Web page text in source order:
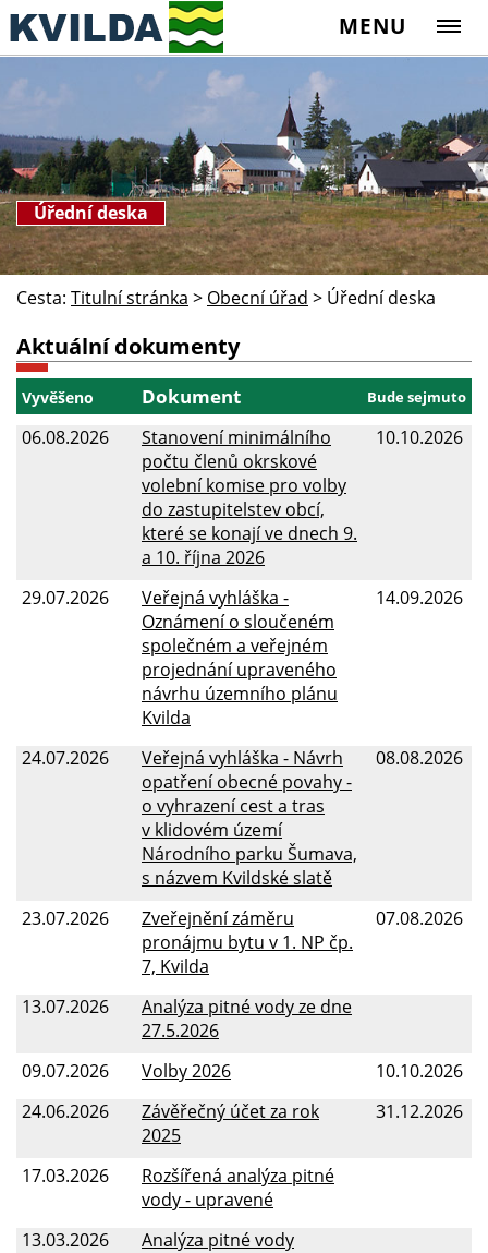
MENU
Úřední deska
Cesta: Titulní stránka > Obecní úřad > Úřední deska
Aktuální dokumenty
Vyvěšeno Bude sejmuto
Dokument
06.08.2026 10.10.2026
Stanovení minimálního
počtu členů okrskové
volební komise pro volby
do zastupitelstev obcí,
které se konají ve dnech 9.
a 10. října 2026
29.07.2026
14.09.2026
Veřejná vyhláška -
Oznámení o sloučeném
společném a veřejném
projednání upraveného
návrhu územního plánu
Kvilda
24.07.2026
08.08.2026
Veřejná vyhláška - Návrh
opatření obecné povahy -
o vyhrazení cest a tras
v klidovém území
Národního parku Šumava,
s názvem Kvildské slatě
23.07.2026
07.08.2026
Zveřejnění záměru
pronájmu bytu v 1. NP čp.
7, Kvilda
13.07.2026
Analýza pitné vody ze dne
27.5.2026
09.07.2026
10.10.2026
Volby 2026
24.06.2026
31.12.2026
Závěřečný účet za rok
2025
17.03.2026
Rozšířená analýza pitné
vody - upravené
13.03.2026
Analýza pitné vody